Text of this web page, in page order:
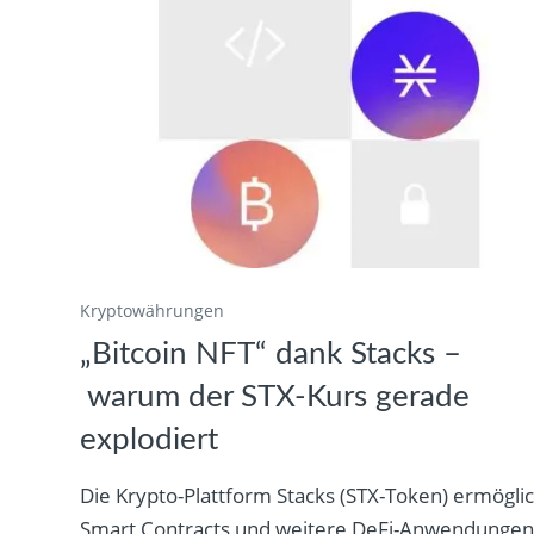
Kryptowährungen
„Bitcoin NFT“ dank Stacks –
warum der STX-Kurs gerade
explodiert
Die Krypto-Plattform Stacks (STX-Token)